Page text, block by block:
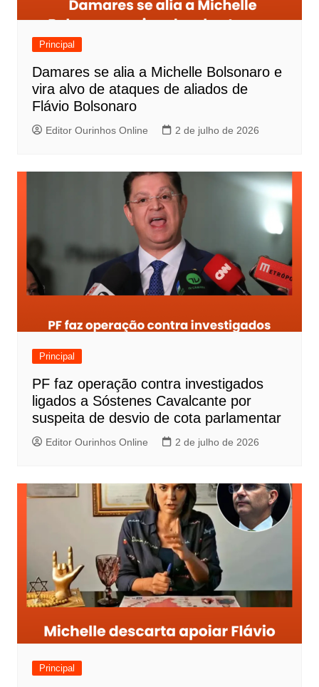
Principal
Damares se alia a Michelle Bolsonaro e
vira alvo de ataques de aliados de
Flávio Bolsonaro
Editor Ourinhos Online 2 de julho de 2026
Principal
PF faz operação contra investigados
ligados a Sóstenes Cavalcante por
suspeita de desvio de cota parlamentar
Editor Ourinhos Online 2 de julho de 2026
Principal